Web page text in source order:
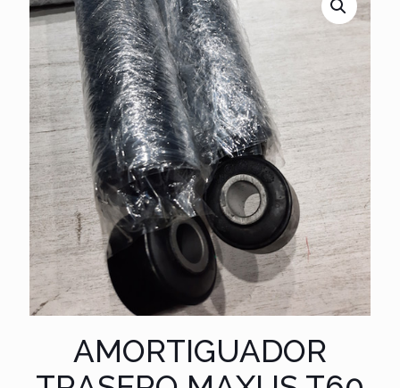
AMORTIGUADOR